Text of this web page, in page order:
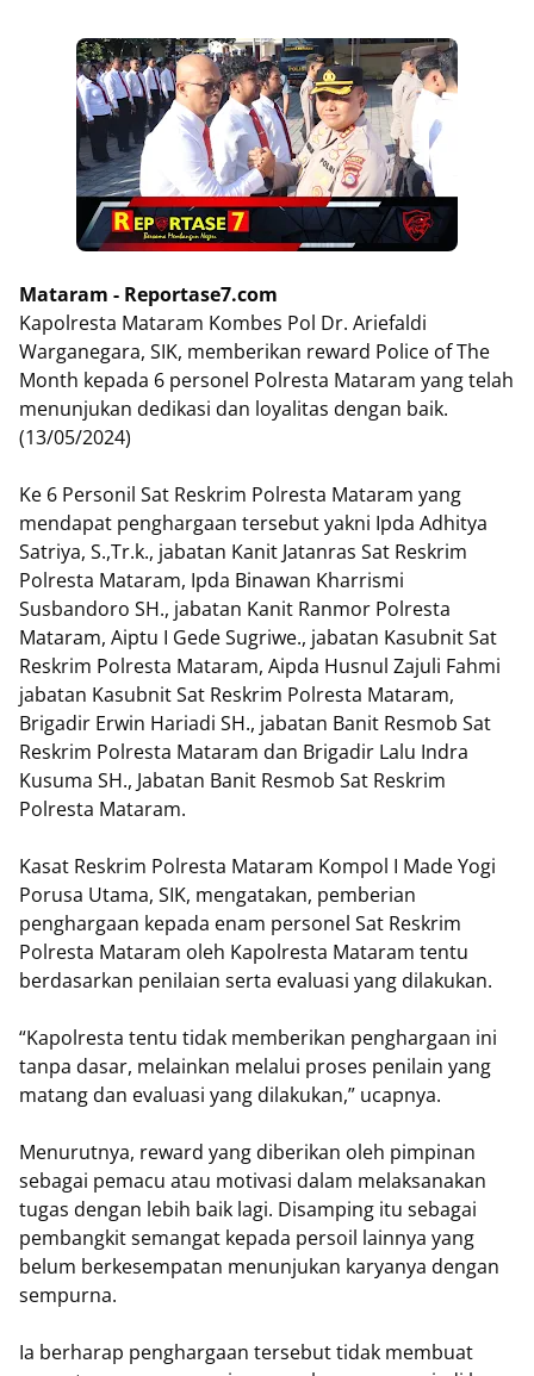
Mataram - Reportase7.com
Kapolresta Mataram Kombes Pol Dr. Ariefaldi
Warganegara, SIK, memberikan reward Police of The
Month kepada 6 personel Polresta Mataram yang telah
menunjukan dedikasi dan loyalitas dengan baik.
(13/05/2024)
Ke 6 Personil Sat Reskrim Polresta Mataram yang
mendapat penghargaan tersebut yakni Ipda Adhitya
Satriya, S.,Tr.k., jabatan Kanit Jatanras Sat Reskrim
Polresta Mataram, Ipda Binawan Kharrismi
Susbandoro SH., jabatan Kanit Ranmor Polresta
Mataram, Aiptu I Gede Sugriwe., jabatan Kasubnit Sat
Reskrim Polresta Mataram, Aipda Husnul Zajuli Fahmi
jabatan Kasubnit Sat Reskrim Polresta Mataram,
Brigadir Erwin Hariadi SH., jabatan Banit Resmob Sat
Reskrim Polresta Mataram dan Brigadir Lalu Indra
Kusuma SH., Jabatan Banit Resmob Sat Reskrim
Polresta Mataram.
Kasat Reskrim Polresta Mataram Kompol I Made Yogi
Porusa Utama, SIK, mengatakan, pemberian
penghargaan kepada enam personel Sat Reskrim
Polresta Mataram oleh Kapolresta Mataram tentu
berdasarkan penilaian serta evaluasi yang dilakukan.
“Kapolresta tentu tidak memberikan penghargaan ini
tanpa dasar, melainkan melalui proses penilain yang
matang dan evaluasi yang dilakukan,” ucapnya.
Menurutnya, reward yang diberikan oleh pimpinan
sebagai pemacu atau motivasi dalam melaksanakan
tugas dengan lebih baik lagi. Disamping itu sebagai
pembangkit semangat kepada persoil lainnya yang
belum berkesempatan menunjukan karyanya dengan
sempurna.
Ia berharap penghargaan tersebut tidak membuat